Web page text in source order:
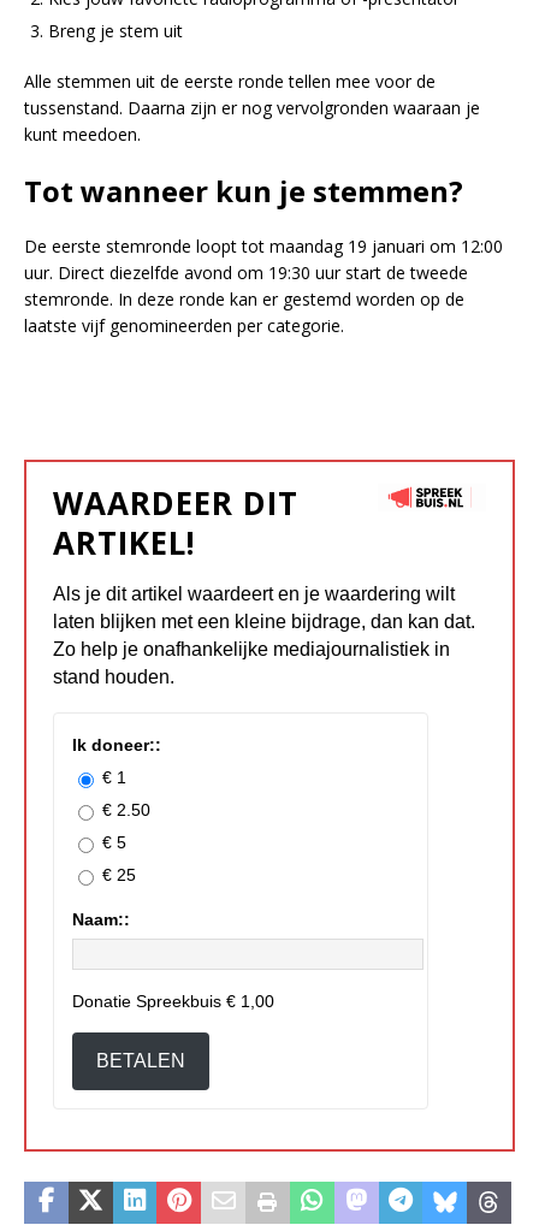
Breng je stem uit
Alle stemmen uit de eerste ronde tellen mee voor de
tussenstand. Daarna zijn er nog vervolgronden waaraan je
kunt meedoen.
Tot wanneer kun je stemmen?
De eerste stemronde loopt tot maandag 19 januari om 12:00
uur. Direct diezelfde avond om 19:30 uur start de tweede
stemronde. In deze ronde kan er gestemd worden op de
laatste vijf genomineerden per categorie.
WAARDEER DIT
ARTIKEL!
Als je dit artikel waardeert en je waardering wilt
laten blijken met een kleine bijdrage, dan kan dat.
Zo help je onafhankelijke mediajournalistiek in
stand houden.
Ik doneer::
€ 1
€ 2.50
€ 5
€ 25
Naam::
Donatie Spreekbuis € 1,00
BETALEN